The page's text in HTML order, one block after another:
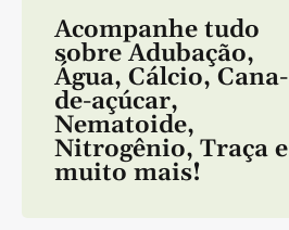
Acompanhe tudo
sobre Adubação,
Água, Cálcio,Cana-
de-açúcar,
Nematoide,
Nitrogênio, Traça e
muito mais!